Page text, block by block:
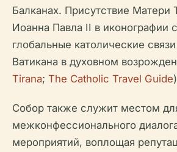
Балканах. Присутствие Матери
Иоанна Павла II в иконографии
глобальные католические
Ватикана в духовном
Tirana; The Catholic Travel Guide
Собор также служит местом
межконфессионального
мероприятий, воплощая